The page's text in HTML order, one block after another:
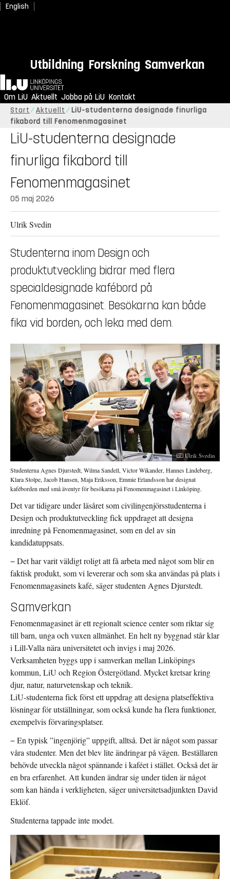
English
Utbildning Forskning Samverkan
Hem
Om LiU Aktuellt Jobba på LiU Kontakt
Start Aktuellt
LiU-studenterna designade finurliga
fikabord till Fenomenmagasinet
LiU-studenterna designade
finurliga fikabord till
Fenomenmagasinet
05 maj 2026
Ulrik Svedin
Studenterna inom Design och
produktutveckling bidrar med flera
specialdesignade kafébord på
Fenomenmagasinet. Besökarna kan både
fika vid borden, och leka med dem.
Fotograf:
Ulrik Svedin
Studenterna Agnes Djurstedt, Wilma Sandell, Victor Wikander, Hannes Lindeberg,
Klara Stolpe, Jacob Hansen, Maja Eriksson, Emmie Erlandsson har designat
kaféborden med små äventyr för besökarna på Fenomenmagasinet i Linköping.
Det var tidigare under läsåret som civilingenjörsstudenterna i
Design och produktutveckling fick uppdraget att designa
inredning på Fenomenmagasinet, som en del av sin
kandidatuppsats.
− Det har varit väldigt roligt att få arbeta med något som blir en
faktisk produkt, som vi levererar och som ska användas på plats i
Fenomenmagasinets kafé, säger studenten Agnes Djurstedt.
Samverkan
Fenomenmagasinet är ett regionalt science center som riktar sig
till barn, unga och vuxen allmänhet. En helt ny byggnad står klar
i Lill-Valla nära universitetet och invigs i maj 2026.
Verksamheten byggs upp i samverkan mellan Linköpings
kommun, LiU och Region Östergötland. Mycket kretsar kring
djur, natur, naturvetenskap och teknik.
LiU-studenterna fick först ett uppdrag att designa platseffektiva
lösningar för utställningar, som också kunde ha flera funktioner,
exempelvis förvaringsplatser.
− En typisk ”ingenjörig” uppgift, alltså. Det är något som passar
våra studenter. Men det blev lite ändringar på vägen. Beställaren
behövde utveckla något spännande i kaféet i stället. Också det är
en bra erfarenhet. Att kunden ändrar sig under tiden är något
som kan hända i verkligheten, säger universitetsadjunkten David
Eklöf.
Studenterna tappade inte modet.